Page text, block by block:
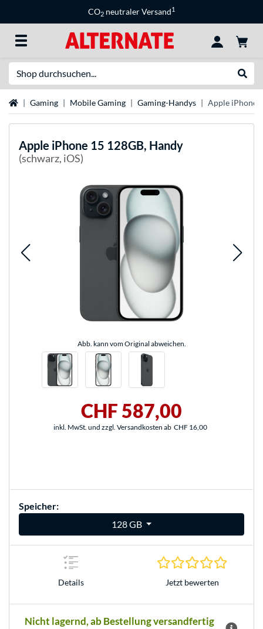
CO2 neutraler Versand1
StartseiteGaming Mobile Gaming Gaming-Handys Apple iPhone
Apple iPhone 15 128GB, Handy
(schwarz, iOS)
Abb. kann vom Original abweichen.
CHF 587,00
inkl. MwSt. und zzgl. Versandkosten ab CHF 16,00
Speicher:
128 GB
Details Jetzt bewerten
Nicht lagernd, ab Bestellung versandfertig